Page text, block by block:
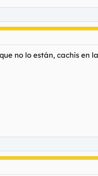
no lo están, cachis en